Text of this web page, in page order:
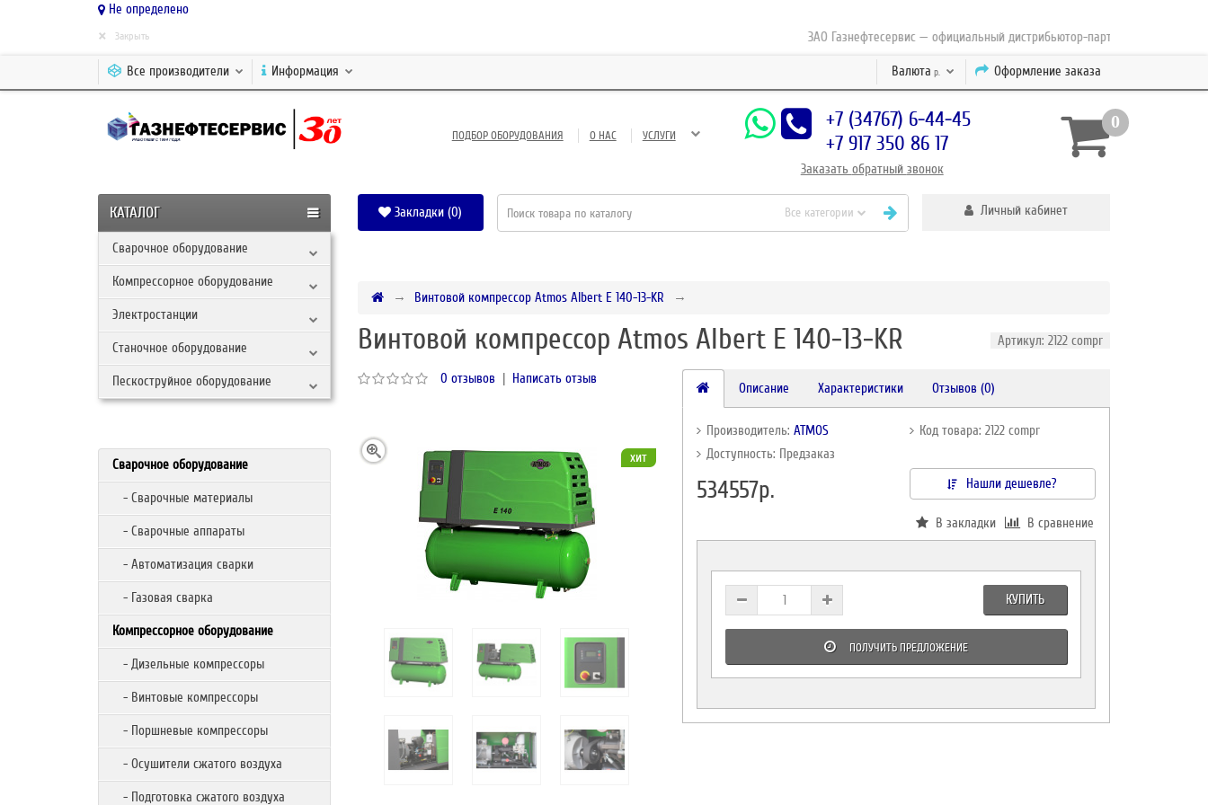
Не определено
ЗАО Газнефтесервис — официальный дистрибьютор-партнер концерна ESAB с
× Закрыть
Оформление заказа
Валюта р.
Все производители Информация
ПОДБОР ОБОРУДОВАНИЯ О НАС УСЛУГИ
+7 (34767) 6-44-45
+7 917 350 86 17
Заказать обратный звонок
0
КАТАЛОГ
Сварочное оборудование
Компрессорное оборудование
Электростанции
Станочное оборудование
Пескоструйное оборудование
Закладки (0) Все категории Личный кабинет
Сварочное оборудование
- Сварочные материалы
- Сварочные аппараты
- Автоматизация сварки
- Газовая сварка
Компрессорное оборудование
- Дизельные компрессоры
- Винтовые компрессоры
- Поршневые компрессоры
- Осушители сжатого воздуха
- Подготовка сжатого воздуха
Винтовой компрессор Atmos Albert E 140-13-KR
Винтовой компрессор Atmos Albert E 140-13-KR Артикул: 2122 compr
0 отзывов | Написать отзыв
хит
Описание Характеристики Отзывов (0)
Производитель:ATMOS
Код товара: 2122 compr
Доступность: Предзаказ
534557р. Нашли дешевле?
В закладки В сравнение
КУПИТЬ
ПОЛУЧИТЬ ПРЕДЛОЖЕНИЕ